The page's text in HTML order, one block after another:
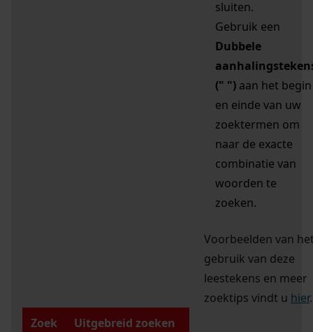
sluiten.
Gebruik een
Dubbele
(" ") aan het begin
en einde van uw
zoektermen om
naar de exacte
combinatie van
woorden te
zoeken.
Voorbeelden van
gebruik van deze
leestekens en meer
zoektips vindt u hier.
Zoek
Uitgebreid zoeken